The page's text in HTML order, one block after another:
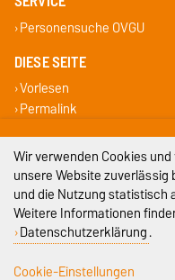
Personensuche OVGU
DIESE SEITE
Vorlesen
Permalink
Wir verwenden Cookies
unsere Website
und die Nutzung statistisch
Weitere Informationen
Datenschutzerklärung.
Cookie-Einstellungen